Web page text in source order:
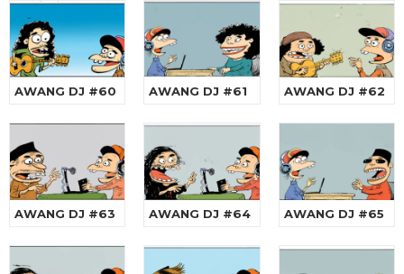
AWANG DJ #60 AWANG DJ #61 AWANG DJ #62
AWANG DJ #63 AWANG DJ #64 AWANG DJ #65